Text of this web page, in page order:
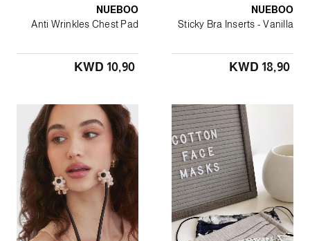
NUEBOO
Sticky Bra Inserts - Vanilla
KWD 18٫90
NUEBOO
Anti Wrinkles Chest Pad
KWD 10٫90